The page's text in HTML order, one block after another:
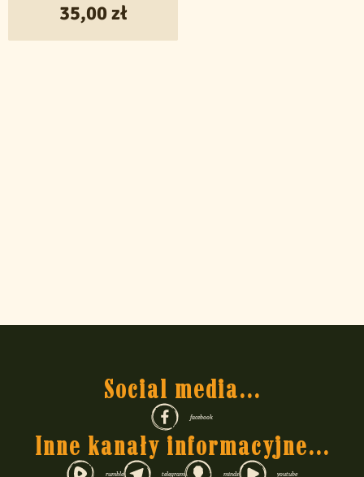
35,00 zł
Social media...
facebook
Inne kanały informacyjne...
rumble telegram minds youtube